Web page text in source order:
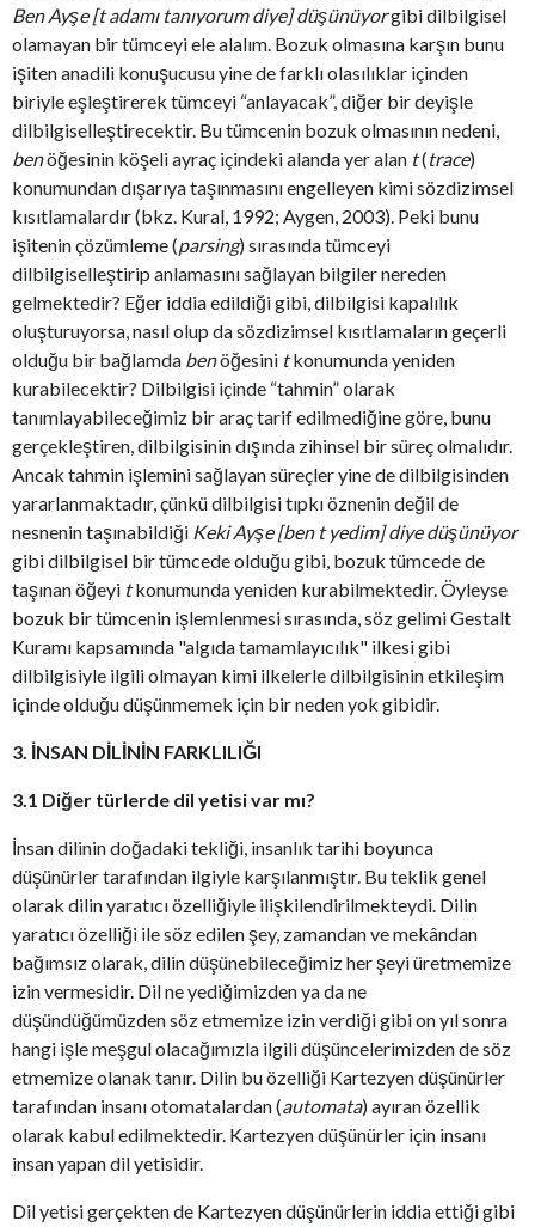
Ben Ayşe [t adamı tanıyorum diye] düşünüyorgibi dilbilgisel
olamayan bir tümceyi ele alalım. Bozuk olmasına karşın bunu
işiten anadili konuşucusu yine de farklı olasılıklar içinden
biriyle eşleştirerek tümceyi “anlayacak”, diğer bir deyişle
dilbilgiselleştirecektir. Bu tümcenin bozuk olmasının nedeni,
benöğesinin köşeli ayraç içindeki alanda yer alan t(trace)
konumundan dışarıya taşınmasını engelleyen kimi sözdizimsel
kısıtlamalardır (bkz. Kural, 1992; Aygen, 2003). Peki bunu
işitenin çözümleme (parsing) sırasında tümceyi
dilbilgiselleştirip anlamasını sağlayan bilgiler nereden
gelmektedir? Eğer iddia edildiği gibi, dilbilgisi kapalılık
oluşturuyorsa, nasıl olup da sözdizimsel kısıtlamaların geçerli
olduğu bir bağlamda benöğesini tkonumunda yeniden
kurabilecektir? Dilbilgisi içinde “tahmin” olarak
tanımlayabileceğimiz bir araç tarif edilmediğine göre, bunu
gerçekleştiren, dilbilgisinin dışında zihinsel bir süreç olmalıdır.
Ancak tahmin işlemini sağlayan süreçler yine de dilbilgisinden
yararlanmaktadır, çünkü dilbilgisi tıpkı öznenin değil de
nesnenin taşınabildiği Keki Ayşe [ben t yedim] diye düşünüyor
gibi dilbilgisel bir tümcede olduğu gibi, bozuk tümcede de
taşınan öğeyi tkonumunda yeniden kurabilmektedir.Öyleyse
bozuk bir tümcenin işlemlenmesi sırasında, söz gelimi Gestalt
Kuramı kapsamında "algıda tamamlayıcılık" ilkesi gibi
dilbilgisiyle ilgili olmayan kimi ilkelerle dilbilgisinin etkileşim
içinde olduğu düşünmemek için bir neden yok gibidir.
3. İNSAN DİLİNİN FARKLILIĞI
3.1 Diğer türlerde dil yetisi var mı?
İnsan dilinin doğadaki tekliği, insanlık tarihi boyunca
düşünürler tarafından ilgiyle karşılanmıştır. Bu teklik genel
olarak dilin yaratıcı özelliğiyle ilişkilendirilmekteydi. Dilin
yaratıcı özelliği ile söz edilen şey, zamandan ve mekândan
bağımsız olarak, dilin düşünebileceğimiz her şeyi üretmemize
izin vermesidir. Dil ne yediğimizden ya da ne
düşündüğümüzden söz etmemize izin verdiği gibi on yıl sonra
hangi işle meşgul olacağımızla ilgili düşüncelerimizden de söz
etmemize olanak tanır. Dilin bu özelliği Kartezyen düşünürler
tarafından insanı otomatalardan (automata) ayıran özellik
olarak kabul edilmektedir. Kartezyen düşünürler için insanı
insan yapan dil yetisidir.
Dil yetisi gerçekten de Kartezyen düşünürlerin iddia ettiği gibi